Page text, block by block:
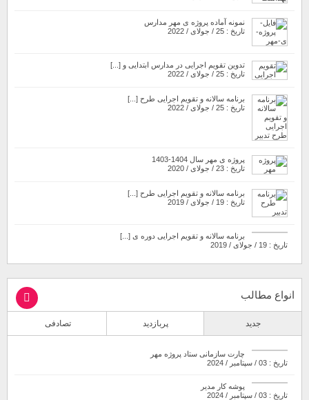
نمونه آماده پروژه ی مهر مدارس
تاریخ : 25 / جولای / 2022
تدوین تقویم اجرایی در مدارس ابتدایی و [...]
تاریخ : 25 / جولای / 2022
برنامه سالانه و تقویم اجرایی طرح [...]
تاریخ : 25 / جولای / 2022
پروژه ی مهر سال 1404-1403
تاریخ : 23 / جولای / 2020
برنامه سالانه و تقویم اجرایی طرح [...]
تاریخ : 19 / جولای / 2019
برنامه سالانه و تقویم اجرایی دوره ی [...]
تاریخ : 19 / جولای / 2019
انواع مطالب
جدید پربازدید تصادفی
چارت سازمانی ستاد پروژه مهر
تاریخ : 03 / سپتامبر / 2024
پوشه کار مدیر
تاریخ : 03 / سپتامبر / 2024